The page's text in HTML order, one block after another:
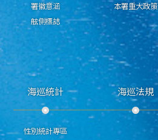
署徽意涵
舷側標誌
本署重大政策
海巡統計
性別統計專區
海巡法規